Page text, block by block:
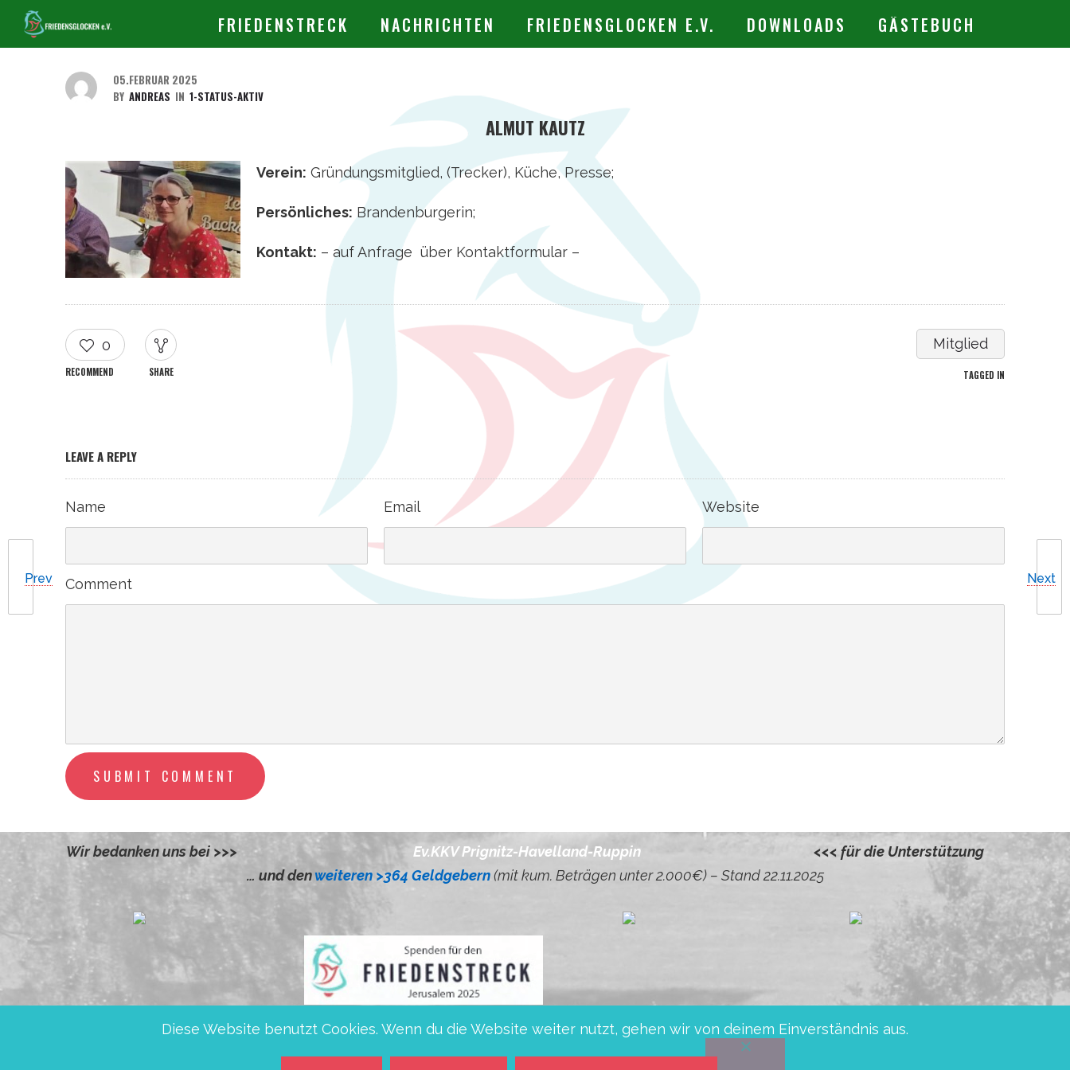
FRIEDENSTRECK NACHRICHTEN FRIEDENSGLOCKEN E.V. DOWNLOADS GÄSTEBUCH
Prev Next
05.FEBRUAR 2025
BY ANDREAS IN 1-STATUS-AKTIV
ALMUT KAUTZ
Verein: Gründungsmitglied, (Trecker), Küche, Presse;
Persönliches: Brandenburgerin;
Kontakt: – auf Anfrage über Kontaktformular –
0
RECOMMEND SHARE
Mitglied
TAGGED IN
LEAVE A REPLY
Name Email Website
Comment
SUBMIT COMMENT
Wir bedanken uns bei >>>
Dr.Petra und Andreas Ev.KKV Prignitz-Havelland-Ruppin Kautz, Almut und
<<< für die Unterstützung
… und denweiteren >364 Geldgebern(mit kum. Beträgen unter 2.000€) – Stand 22.11.2025
Friedensglocken e.V., IBAN DE51 1605 0000 1000 5702 54 bei Mittelbrandenburgische Sparkasse BIC: WELADED1PMB
Diese Website benutzt Cookies. Wenn du die Website weiter nutzt, gehen wir von deinem Einverständnis aus.